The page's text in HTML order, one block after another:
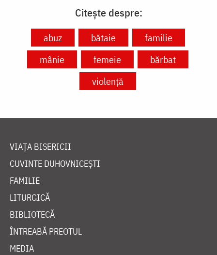
Citește despre:
abuz bătaie
familie
mânie
femeie
bărbat
violenţă
VIAȚA BISERICII
CUVINTE DUHOVNICEȘTI
FAMILIE
LITURGICĂ
BIBLIOTECĂ
ÎNTREABĂ PREOTUL
MEDIA